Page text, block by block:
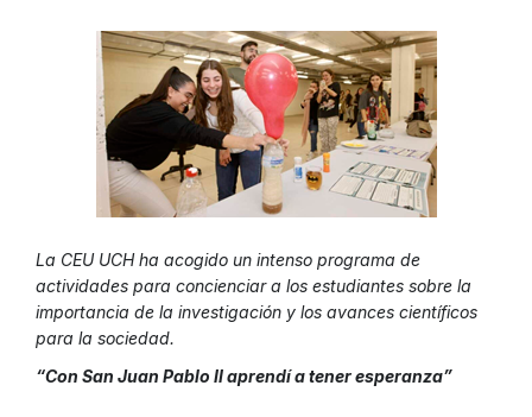
La CEU UCH ha acogido un intenso programa de
actividades para concienciar a los estudiantes sobre la
importancia de la investigación y los avances científicos
para la sociedad.
“Con San Juan Pablo II aprendí a tener esperanza”